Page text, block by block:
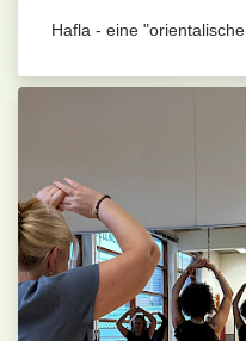
Hafla - eine